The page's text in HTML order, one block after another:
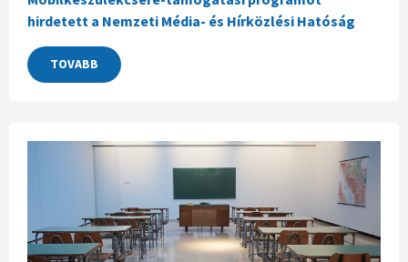
hirdetett a Nemzeti Média- és Hírközlési Hatóság
TOVABB